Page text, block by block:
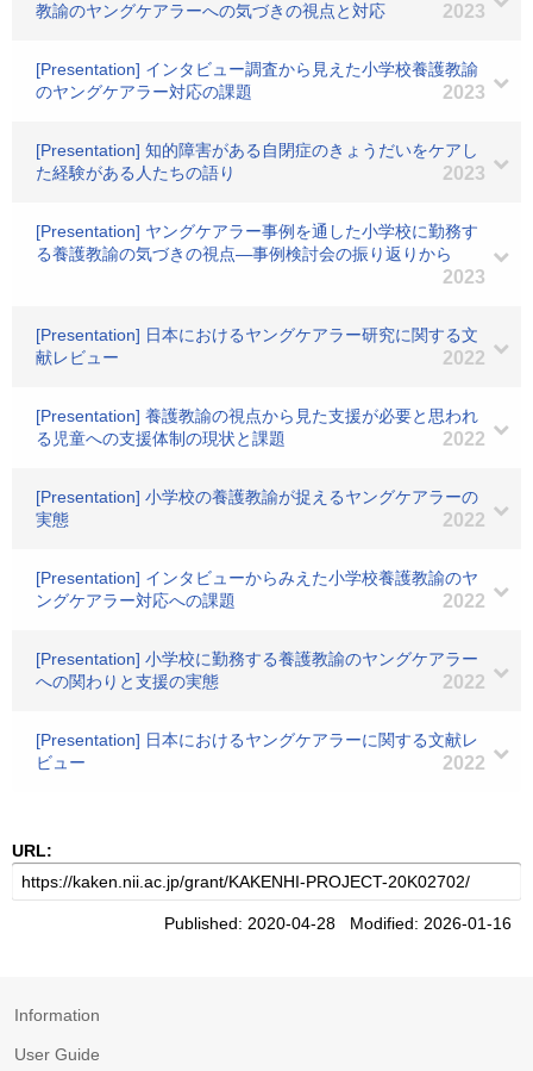
教諭のヤングケアラーへの気づきの視点と対応
2023
[Presentation] インタビュー調査から見えた小学校養護教諭
のヤングケアラー対応の課題
2023
[Presentation] 知的障害がある自閉症のきょうだいをケアし
た経験がある人たちの語り
2023
[Presentation] ヤングケアラー事例を通した小学校に勤務す
る養護教諭の気づきの視点―事例検討会の振り返りから
2023
[Presentation] 日本におけるヤングケアラー研究に関する文
献レビュー
2022
[Presentation] 養護教諭の視点から見た支援が必要と思われ
る児童への支援体制の現状と課題
2022
[Presentation] 小学校の養護教諭が捉えるヤングケアラーの
実態
2022
[Presentation] インタビューからみえた小学校養護教諭のヤ
ングケアラー対応への課題
2022
[Presentation] 小学校に勤務する養護教諭のヤングケアラー
への関わりと支援の実態
2022
[Presentation] 日本におけるヤングケアラーに関する文献レ
ビュー
2022
URL:
Published: 2020-04-28 Modified: 2026-01-16
Information
User Guide